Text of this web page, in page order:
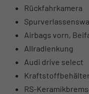
Rückfahrkamera
Airbags vorn,
Allradlenkung
Audi drive select
RS-